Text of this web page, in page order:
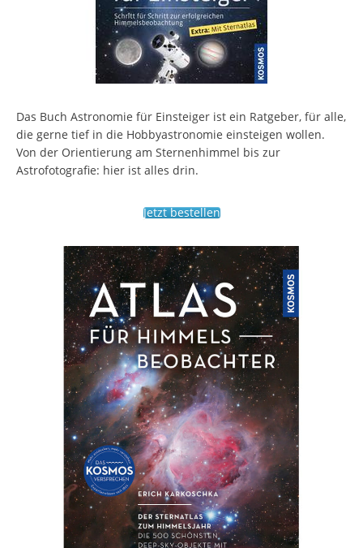
Das Buch Astronomie für Einsteiger ist ein Ratgeber, für alle,
die gerne tief in die Hobbyastronomie einsteigen wollen.
Von der Orientierung am Sternenhimmel bis zur
Astrofotografie: hier ist alles drin.
Jetzt bestellen